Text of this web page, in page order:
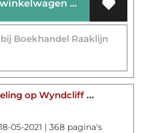
Voeg toe aan mijn winkelwagen
Boekhandel Raaklijn
Een vreemdeling op Wyndcliff Hall
05-2021 | 368 pagina's